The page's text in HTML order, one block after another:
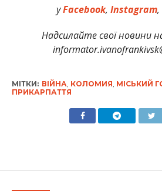
уFacebook, Instagram,
Надсилайте свої новини
МІТКИ: ВІЙНА, КОЛОМИЯ, МІСЬКИЙ
ПРИКАРПАТТЯ